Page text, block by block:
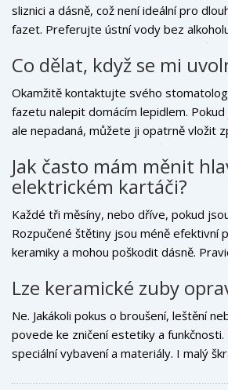
sliznici a dásně, což není ideální pro
fazet. Preferujte ústní vody bez
fluorid pro ochranu přirozených zubů.
podporuje růst bakterií, které mohou
části zubů sousedících s keramikou.
Co dělat, když se mi
Okamžitě kontaktujte svého
fazetu nalepit domácím lepidlem.
ale nepadaná, můžete ji opatrně vložit
nekoukejte na ni silou. Nejdůležitější je
je fazeta pryč, uložte ji do vlažné vody
sucha, a vyhledejte odbornou pomoc co
Jak často mám měnit
elektrickém kartáči?
Každé tři měsíny, nebo dříve, pokud
Rozpučené štětiny jsou méně efektivní
keramiky a mohou poškodit dásně.
Lze keramické zuby
Ne. Jakákoli pokus o broušení, leštění
povede ke zničení estetiky a funkčnosti.
speciální vybavení a materiály. I malý